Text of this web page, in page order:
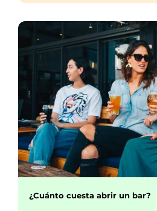
¿Cuánto cuesta abrir un bar?